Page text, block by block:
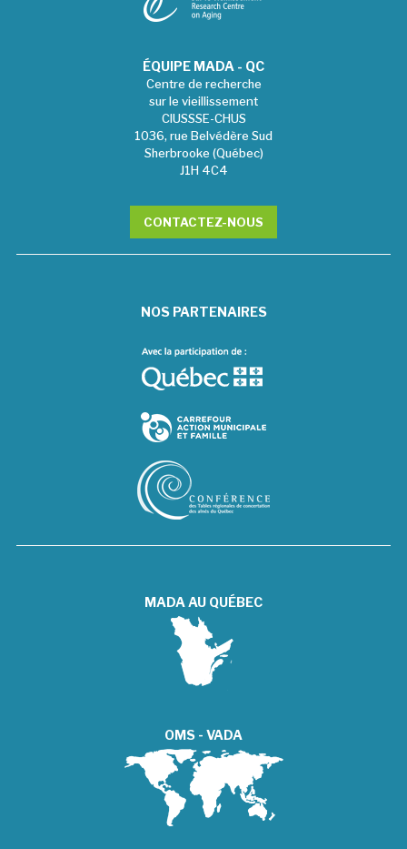
ÉQUIPE MADA - QC
Centre de recherche
sur le vieillissement
CIUSSSE-CHUS
1036, rue Belvédère Sud
Sherbrooke (Québec)
J1H 4C4
CONTACTEZ-NOUS
NOS PARTENAIRES
MADA AU QUÉBEC
OMS - VADA